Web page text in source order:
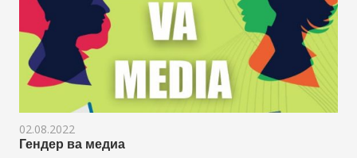
02.08.2022
Гендер ва медиа